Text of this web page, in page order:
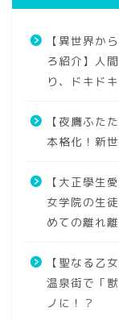
【異世界か
ろ紹介】人
り、ドキド
【夜鷹ふた
本格化！新
【大正學生
女学院の生
めての離れ
【聖なる乙
温泉街で「
ノに！？